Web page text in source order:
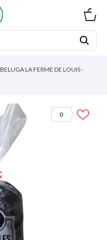
LA FERME DE LOUIS -
0